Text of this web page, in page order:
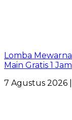
Lomba
Main Gratis 1 Jam
7 Agustus 2026